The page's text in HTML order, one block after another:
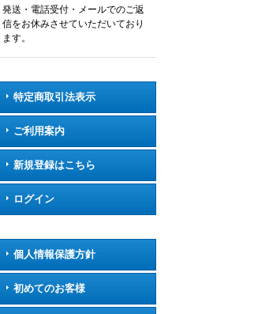
発送・電話受付・メールでのご返
信をお休みさせていただいており
ます。
特定商取引法表示
ご利用案内
新規登録はこちら
ログイン
個人情報保護方針
初めてのお客様